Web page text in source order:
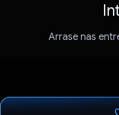
Arrase nas